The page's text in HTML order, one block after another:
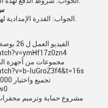
1. الفيديو العمل ل 26 بوصة القطع سحب الجرافة في النهر
2. 4 مجموعات من أجهزة
IuGroZ3f4&t=16s
3. تجميع واختبار 7000 م3 / سقطة في ورشة العمل